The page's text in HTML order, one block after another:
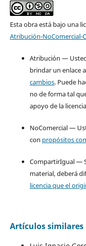
Esta obra está bajo una
Atribución-NoComercial-
Atribución —
brindar un enlace
cambios. Puede
no de forma tal
apoyo de la
NoComercial —
con propósitos
CompartirIgual —
material, deberá
licencia que el
Artículos similares